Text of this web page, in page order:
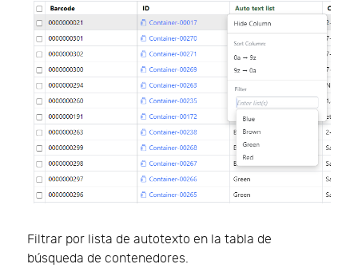
Filtrar por lista de autotexto en la tabla de
búsqueda de contenedores.